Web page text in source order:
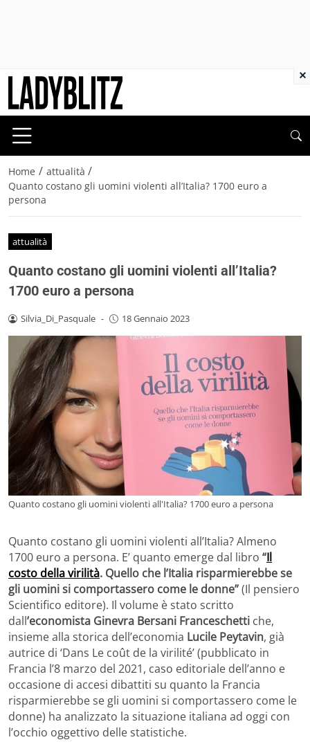
Home / attualità /
Quanto costano gli uomini violenti all’Italia? 1700 euro a
persona
attualità
Quanto costano gli uomini violenti all’Italia?
1700 euro a persona
Silvia_Di_Pasquale - 18 Gennaio 2023
Quanto costano gli uomini violenti all'Italia? 1700 euro a persona
Quanto costano gli uomini violenti all’Italia? Almeno
1700 euro a persona. E’ quanto emerge dal libro “Il
costo della virilità. Quello che l’Italia risparmierebbe se
gli uomini si comportassero come le donne”(Il pensiero
Scientifico editore). Il volume è stato scritto
dall’economista Ginevra Bersani Franceschetti che,
insieme alla storica dell’economia Lucile Peytavin, già
autrice di ‘Dans Le coût de la virilité’ (pubblicato in
Francia l’8 marzo del 2021, caso editoriale dell’anno e
occasione di accesi dibattiti su quanto la Francia
risparmierebbe se gli uomini si comportassero come le
donne) ha analizzato la situazione italiana ad oggi con
l’occhio oggettivo delle statistiche.
×